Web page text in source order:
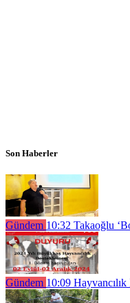
Son Haberler
Gündem 10:32 Takaoğlu
Gündem 10:09